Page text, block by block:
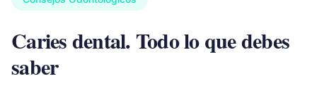
Caries dental. Todo lo que debes
saber